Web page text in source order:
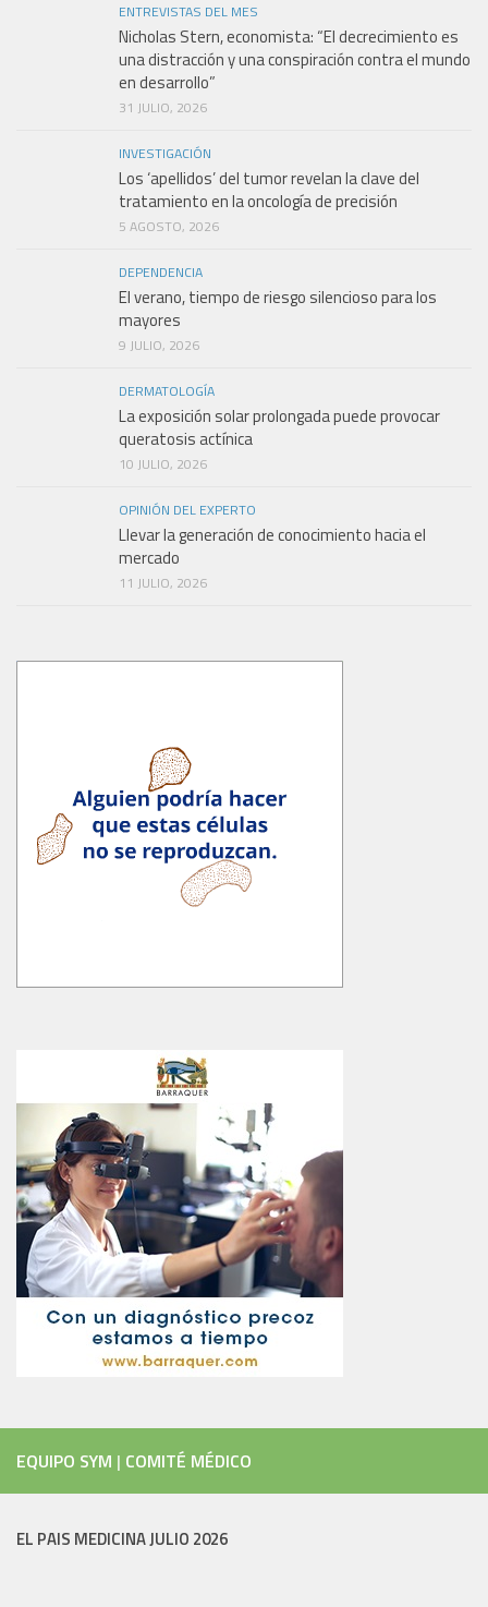
ENTREVISTAS DEL MES
Nicholas Stern, economista: “El decrecimiento es
una distracción y una conspiración contra el mundo
en desarrollo”
31 JULIO, 2026
INVESTIGACIÓN
Los ‘apellidos’ del tumor revelan la clave del
tratamiento en la oncología de precisión
5 AGOSTO, 2026
DEPENDENCIA
El verano, tiempo de riesgo silencioso para los
mayores
9 JULIO, 2026
DERMATOLOGÍA
La exposición solar prolongada puede provocar
queratosis actínica
10 JULIO, 2026
OPINIÓN DEL EXPERTO
Llevar la generación de conocimiento hacia el
mercado
11 JULIO, 2026
EQUIPO SYM | COMITÉ MÉDICO
EL PAIS MEDICINA JULIO 2026